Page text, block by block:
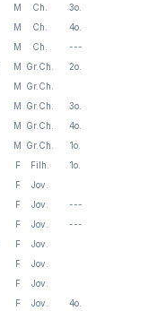
M Ch.
3o.
M Ch.
4o.
M Ch.
---
M Gr.Ch.
2o.
M Gr.Ch.
M Gr.Ch.
3o.
M Gr.Ch.
4o.
M Gr.Ch.
1o.
F Filh.
1o.
F
Jov.
F Jov.
---
F Jov.
---
F
Jov.
F
Jov.
F
Jov.
F Jov.
4o.